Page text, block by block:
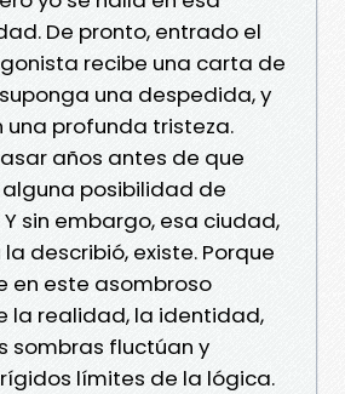
De pronto, entrado el
recibe una carta de
una despedida, y
una profunda tristeza.
años antes de que
posibilidad de
sin embargo, esa ciudad,
describió, existe. Porque
en este asombroso
la realidad, la identidad,
sombras fluctúan y
límites de la lógica.